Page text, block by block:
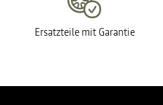
Ersatzteile mit Garantie